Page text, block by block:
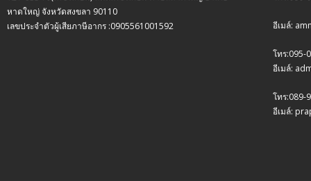
หาดใหญ่ จังหวัดสงขลา 90110
เลขประจำตัวผู้เสียภาษีอากร :0905561001592
อีเมล์:
โทร:095-
อีเมล์:
โทร:089-
อีเมล์: